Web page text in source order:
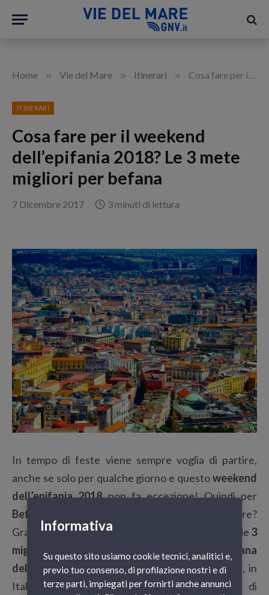
Home » Vie del Mare » Itinerari » Cosa fare per il weekend dell’epifania 2018? Le 3 mete migliori per befana
ITINERARI
Cosa fare per il weekend
dell’epifania 2018? Le 3 mete
migliori per befana
7 Dicembre 2017 3 minuti di lettura
In tempo di feste viene sempre voglia di partire,
anche se solo per qualche giorno e questoweekend
dell’epifania 2018non fa eccezione! Quindi per
Befana
, valigia in mano e via. Ma dove andare?
Grandi Navi Veloci ha preparato per voi la lista delle 3
migliori mete dove trascorrere il fine settimana
del 6 gennaio. Bellissime città tutte da scoprire, in
Italia e all’estero, dove vivere un’esperienza di
Informativa
Su questo sito usiamo cookie tecnici, analitici e,
previo tuo consenso, di profilazione nostri e di
terze parti, impiegati per fornirti anche annunci